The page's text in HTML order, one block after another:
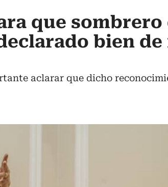
que sombrero
bien
aclarar que dicho